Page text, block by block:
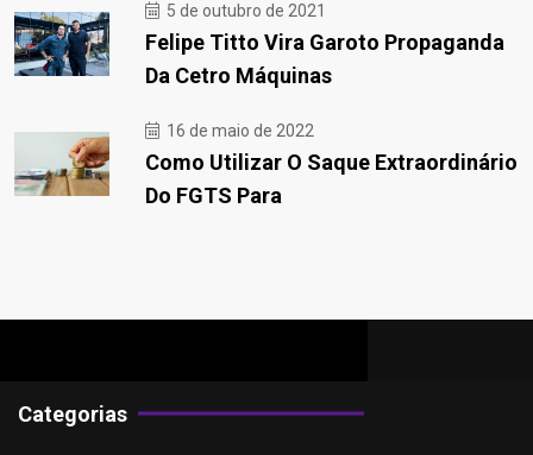
5 de outubro de 2021
Felipe Titto Vira Garoto Propaganda
Da Cetro Máquinas
16 de maio de 2022
Como Utilizar O Saque Extraordinário
Do FGTS Para
Categorias